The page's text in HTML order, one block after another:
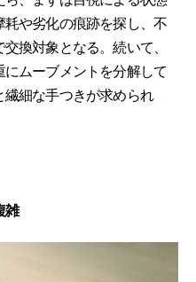
や劣化の痕跡を探し、不
換対象となる。続いて、
ムーブメントを分解して
細な手つきが求められ
雑